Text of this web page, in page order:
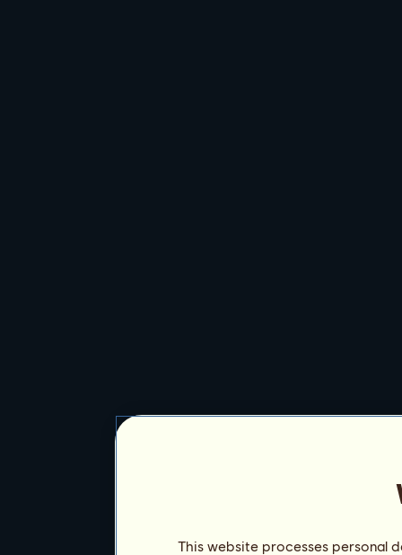
This website processes personal